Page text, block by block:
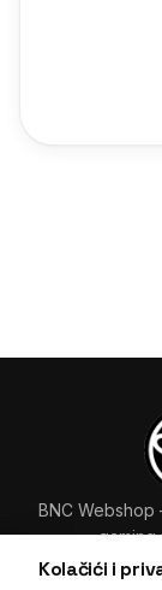
Kolačići i
BNC Webshop
gaming